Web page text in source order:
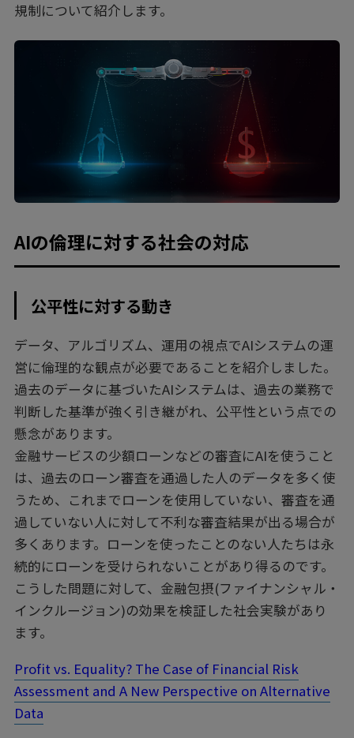
規制について紹介します。
AIの倫理に対する社会の対応
公平性に対する動き
データ、アルゴリズム、運用の視点でAIシステムの運
営に倫理的な観点が必要であることを紹介しました。
過去のデータに基づいたAIシステムは、過去の業務で
判断した基準が強く引き継がれ、公平性という点での
懸念があります。
金融サービスの少額ローンなどの審査にAIを使うこと
は、過去のローン審査を通過した人のデータを多く使
うため、これまでローンを使用していない、審査を通
過していない人に対して不利な審査結果が出る場合が
多くあります。ローンを使ったことのない人たちは永
続的にローンを受けられないことがあり得るのです。
こうした問題に対して、金融包摂(ファイナンシャル・
インクルージョン)の効果を検証した社会実験があり
ます。
Profit vs. Equality? The Case of Financial Risk
Assessment and A New Perspective on Alternative
Data